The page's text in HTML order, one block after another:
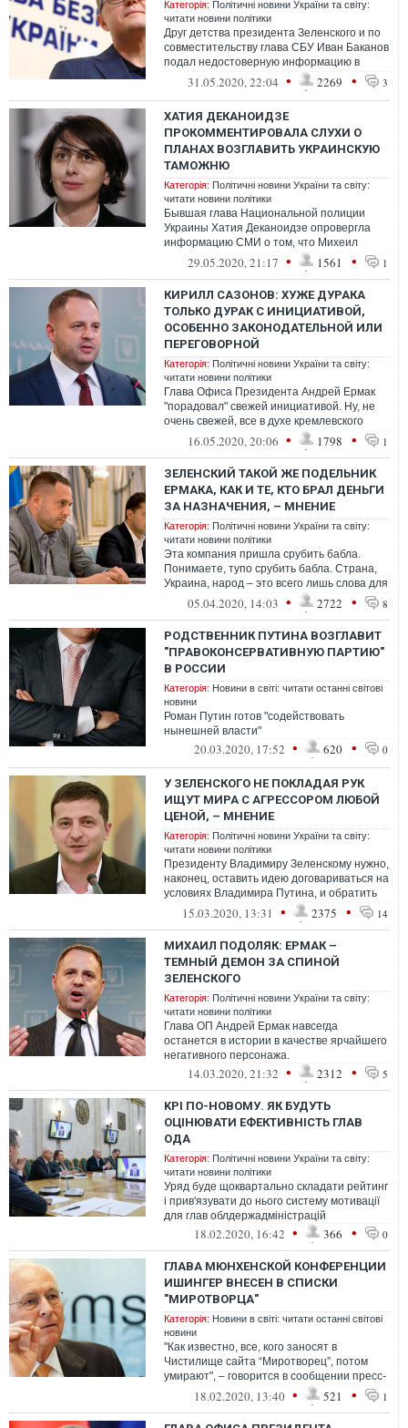
Категорія: Політичні новини України та світу:
читати новини політики
Друг детства президента Зеленского и по
совместительству глава СБУ Иван Баканов
подал недостоверную информацию в
своей электронной декларации. И сдела...
31.05.2020, 22:04 • 2269 • 3
ХАТИЯ ДЕКАНОИДЗЕ
ПРОКОММЕНТИРОВАЛА СЛУХИ О
ПЛАНАХ ВОЗГЛАВИТЬ УКРАИНСКУЮ
ТАМОЖНЮ
Категорія: Політичні новини України та світу:
читати новини політики
Бывшая глава Национальной полиции
Украины Хатия Деканоидзе опровергла
информацию СМИ о том, что Михеил
Саакашвили продвигает ее на должность
29.05.2020, 21:17 • 1561 • 1
КИРИЛЛ САЗОНОВ: ХУЖЕ ДУРАКА
ТОЛЬКО ДУРАК С ИНИЦИАТИВОЙ,
ОСОБЕННО ЗАКОНОДАТЕЛЬНОЙ ИЛИ
ПЕРЕГОВОРНОЙ
Категорія: Політичні новини України та світу:
читати новини політики
Глава Офиса Президента Андрей Ермак
"порадовал" свежей инициативой. Ну, не
очень свежей, все в духе кремлевского
проекта, с которым Андрей Ермак носит...
16.05.2020, 20:06 • 1798 • 1
ЗЕЛЕНСКИЙ ТАКОЙ ЖЕ ПОДЕЛЬНИК
ЕРМАКА, КАК И ТЕ, КТО БРАЛ ДЕНЬГИ
ЗА НАЗНАЧЕНИЯ, – МНЕНИЕ
Категорія: Політичні новини України та світу:
читати новини політики
Эта компания пришла срубить бабла.
Понимаете, тупо срубить бабла. Страна,
Украина, народ – это всего лишь слова для
них. Они пришли тупо набрать денег...
05.04.2020, 14:03 • 2722 • 8
РОДСТВЕННИК ПУТИНА ВОЗГЛАВИТ
"ПРАВОКОНСЕРВАТИВНУЮ ПАРТИЮ"
В РОССИИ
Категорія: Новини в світі: читати останні світові
новини
Роман Путин готов "содействовать
нынешней власти"
20.03.2020, 17:52 • 620 • 0
У ЗЕЛЕНСКОГО НЕ ПОКЛАДАЯ РУК
ИЩУТ МИРА С АГРЕССОРОМ ЛЮБОЙ
ЦЕНОЙ, – МНЕНИЕ
Категорія: Політичні новини України та світу:
читати новини політики
Президенту Владимиру Зеленскому нужно,
наконец, оставить идею договариваться на
условиях Владимира Путина, и обратить
внимание на Украину и защиту нац...
15.03.2020, 13:31 • 2375 • 14
МИХАИЛ ПОДОЛЯК: ЕРМАК –
ТЕМНЫЙ ДЕМОН ЗА СПИНОЙ
ЗЕЛЕНСКОГО
Категорія: Політичні новини України та світу:
читати новини політики
Глава ОП Андрей Ермак навсегда
останется в истории в качестве ярчайшего
негативного персонажа.
14.03.2020, 21:32 • 2312 • 5
KPI ПО-НОВОМУ. ЯК БУДУТЬ
ОЦІНЮВАТИ ЕФЕКТИВНІСТЬ ГЛАВ
ОДА
Категорія: Політичні новини України та світу:
читати новини політики
Уряд буде щоквартально складати рейтинг
і прив'язувати до нього систему мотивації
для глав облдержадміністрацій
18.02.2020, 16:42 • 366 • 0
ГЛАВА МЮНХЕНСКОЙ КОНФЕРЕНЦИИ
ИШИНГЕР ВНЕСЕН В СПИСКИ
"МИРОТВОРЦА"
Категорія: Новини в світі: читати останні світові
новини
"Как известно, все, кого заносят в
Чистилище сайта “Миротворец”, потом
умирают", – говорится в сообщении пресс-
службы "Миротворца", деятельность
18.02.2020, 13:40 • 521 • 1